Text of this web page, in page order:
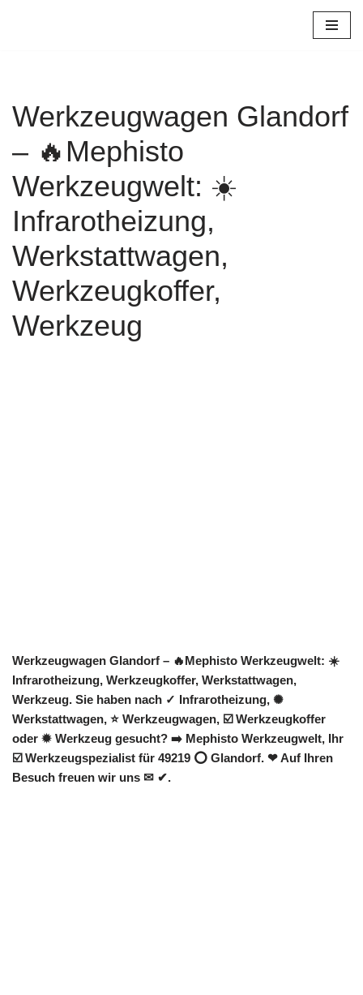
Werkzeugwagen Glandorf
– 🔥Mephisto
Werkzeugwelt: ☀️
Infrarotheizung,
Werkstattwagen,
Werkzeugkoffer,
Werkzeug
Werkzeugwagen Glandorf – 🔥Mephisto Werkzeugwelt: ☀️
Infrarotheizung, Werkzeugkoffer, Werkstattwagen,
Werkzeug. Sie haben nach ✓ Infrarotheizung, ✺
Werkstattwagen, ⭐ Werkzeugwagen, ☑️ Werkzeugkoffer
oder ✹ Werkzeug gesucht? ➡️ Mephisto Werkzeugwelt, Ihr
☑️ Werkzeugspezialist für 49219 ⭕ Glandorf. ❤ Auf Ihren
Besuch freuen wir uns ✉ ✔.